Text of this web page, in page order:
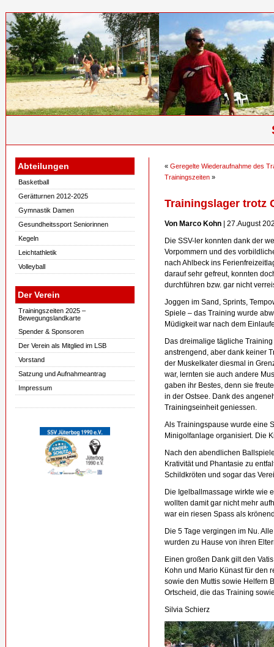
Abteilungen
Basketball
Gerätturnen 2012-2025
Gymnastik Damen
Gesundheitssport Seniorinnen
Kegeln
Leichtathletik
Volleyball
Der Verein
Trainingszeiten 2025 –
Bewegungslandkarte
Spender & Sponsoren
Der Verein als Mitglied im LSB
Vorstand
Satzung und Aufnahmeantrag
Impressum
« Geregelte Wiederaufnahme des
Trainingszeiten »
Trainingslager trotz
Von Marco Kohn | 27.August
Die SSV-ler konnten dank der
Vorpommern und des
nach Ahlbeck ins
darauf sehr gefreut, konnten
durchführen bzw. gar nicht
Joggen im Sand, Sprints,
Spiele – das Training wurde
Müdigkeit war nach dem
Das dreimalige tägliche
anstrengend, aber dank keiner
der Muskelkater diesmal in
war, lernten sie auch andere
gaben ihr Bestes, denn sie
in der Ostsee. Dank des
Trainingseinheit geniessen.
Als Trainingspause wurde eine
Minigolfanlage organisiert. Die
Nach den abendlichen
Krativität und Phantasie zu
Schildkröten und sogar das
Die Igelballmassage wirkte wie
wollten damit gar nicht mehr
war ein riesen Spass als
Die 5 Tage vergingen im Nu.
wurden zu Hause von ihren
Einen großen Dank gilt den
Kohn und Mario Künast für den
sowie den Muttis sowie Helfern
Ortscheid, die das Training
Silvia Schierz